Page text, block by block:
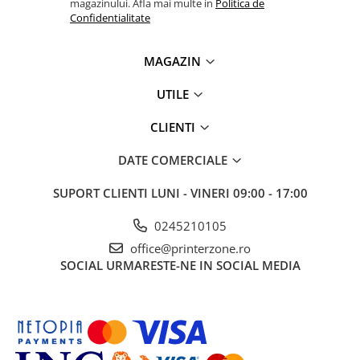
Antene & amplificatoare semnal
Accesorii UPS
Servere, Storage & NAS
DAS (Direct Attached Storage)
magazinului. Afla mai multe in Politica de
Confidentialitate
MAGAZIN
UTILE
CLIENTI
DATE COMERCIALE
SUPORT CLIENTI LUNI - VINERI 09:00 - 17:00
0245210105
office@printerzone.ro
SOCIAL URMARESTE-NE IN SOCIAL MEDIA